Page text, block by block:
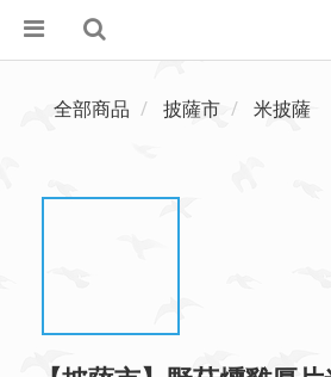
全部商品 披薩市 米披薩